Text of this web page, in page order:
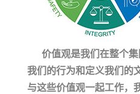
价值观是我们在整个
我们的行为和定义我们的
与这些价值观一起工作，